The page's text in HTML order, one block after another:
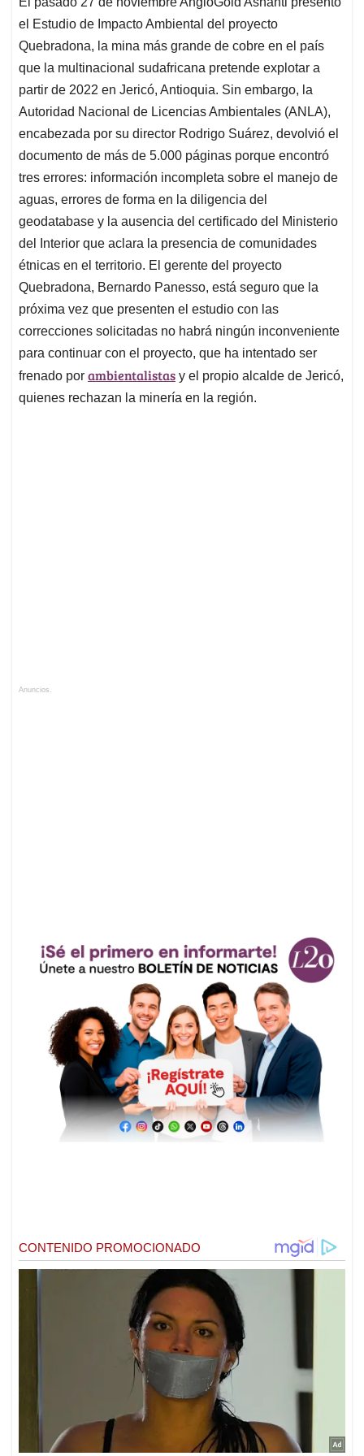
s
A
p
p
b
o
o
k
e
d
I
n
l
a
d
s
el Estudio de Impacto Ambiental del proyecto
Quebradona, la mina más grande de cobre en el país
que la multinacional sudafricana pretende explotar a
partir de 2022 en Jericó, Antioquia. Sin embargo, la
Autoridad Nacional de Licencias Ambientales (ANLA),
encabezada por su director Rodrigo Suárez, devolvió el
documento de más de 5.000 páginas porque encontró
tres errores: información incompleta sobre el manejo de
aguas, errores de forma en la diligencia del
geodatabase y la ausencia del certificado del Ministerio
del Interior que aclara la presencia de comunidades
étnicas en el territorio. El gerente del proyecto
Quebradona, Bernardo Panesso, está seguro que la
próxima vez que presenten el estudio con las
correcciones solicitadas no habrá ningún inconveniente
para continuar con el proyecto, que ha intentado ser
frenado por ambientalistas y el propio alcalde de Jericó,
quienes rechazan la minería en la región.
Anuncios.